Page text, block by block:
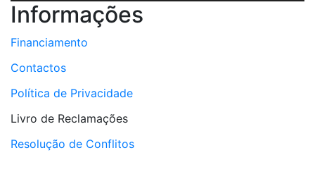
Informações
Financiamento
Contactos
Política de Privacidade
Livro de Reclamações
Resolução de Conflitos